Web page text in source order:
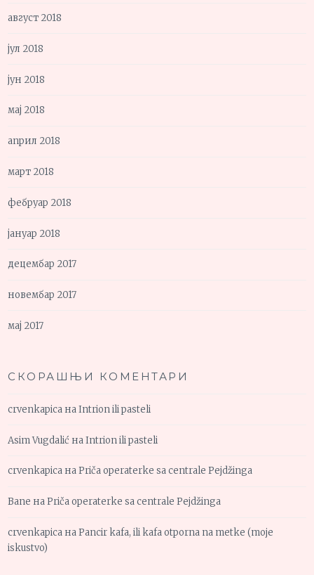
август 2018
јул 2018
јун 2018
мај 2018
април 2018
март 2018
фебруар 2018
јануар 2018
децембар 2017
новембар 2017
мај 2017
СКОРАШЊИ КОМЕНТАРИ
crvenkapica наIntrion ili pasteli
Asim Vugdalić наIntrion ili pasteli
crvenkapica наPriča operaterke sa centrale Pejdžinga
Bane наPriča operaterke sa centrale Pejdžinga
crvenkapica наPancir kafa, ili kafa otporna na metke (moje
iskustvo)